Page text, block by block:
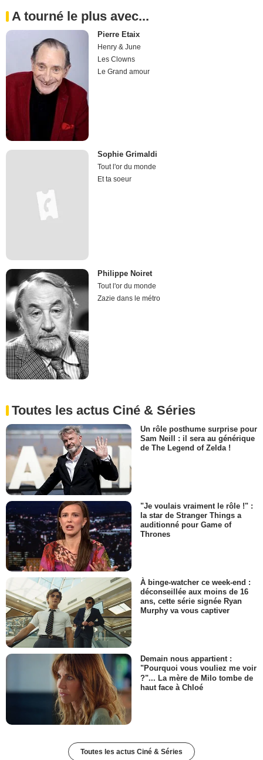
A tourné le plus avec...
Pierre Etaix
Henry & June
Les Clowns
Le Grand amour
Sophie Grimaldi
Tout l'or du monde
Et ta soeur
Philippe Noiret
Tout l'or du monde
Zazie dans le métro
Toutes les actus Ciné & Séries
Un rôle posthume surprise pour
Sam Neill : il sera au générique
de The Legend of Zelda !
"Je voulais vraiment le rôle !" :
la star de Stranger Things a
auditionné pour Game of
Thrones
À binge-watcher ce week-end :
déconseillée aux moins de 16
ans, cette série signée Ryan
Murphy va vous captiver
Demain nous appartient :
"Pourquoi vous vouliez me voir
?"... La mère de Milo tombe de
haut face à Chloé
Toutes les actus Ciné & Séries